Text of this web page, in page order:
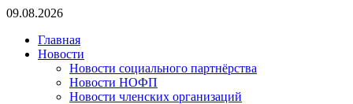
Перейти
содержимому
09.08.2026
Главная
Новости
Новости социального партнёрства
Новости НОФП
Новости членских организаций